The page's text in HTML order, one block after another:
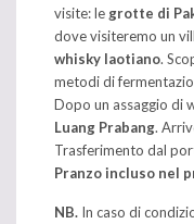
visite: le grotte di
dove visiteremo un
whisky laotiano.
metodi di
Dopo un assaggio di
Luang Prabang.
Trasferimento dal
Pranzo incluso nel
NB. In caso di